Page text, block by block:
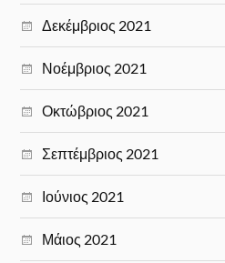
Δεκέμβριος 2021
Νοέμβριος 2021
Οκτώβριος 2021
Σεπτέμβριος 2021
Ιούνιος 2021
Μάιος 2021